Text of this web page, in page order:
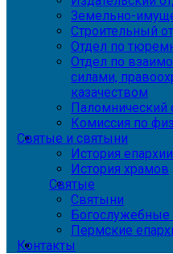
Земельно-
Строительный
Отдел по
Отдел по
силами,
казачеством
Паломнический
Комиссия по
Святые и святыни
История епархии
История храмов
Святые
Святыни
Богослужебные
Пермские
Контакты